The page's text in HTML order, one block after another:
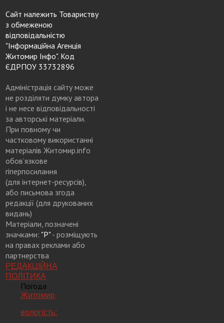
Сайт належить Товариству
з обмеженою
відповідальністю
"Інформаційна Агенція
Житомир Інфо". Код
ЄДРПОУ 33732896
Адміністрація сайту може
не розділяти думку автора
і не несе відповідальності
за авторські матеріали.
При повному чи
частковому використанні
матеріалів Житомир.info
обов’язкове
гіперпосилання
(для інтернет-ресурсів),
або письмова згода
редакції (для друкованих
видань)
Матеріали, позначені
значками: "Р"- розміщують
на правах реклами або
партнерства
РЕДАКЦІЙНА
ПОЛІТИКА
Погода
Житомир
вологість: